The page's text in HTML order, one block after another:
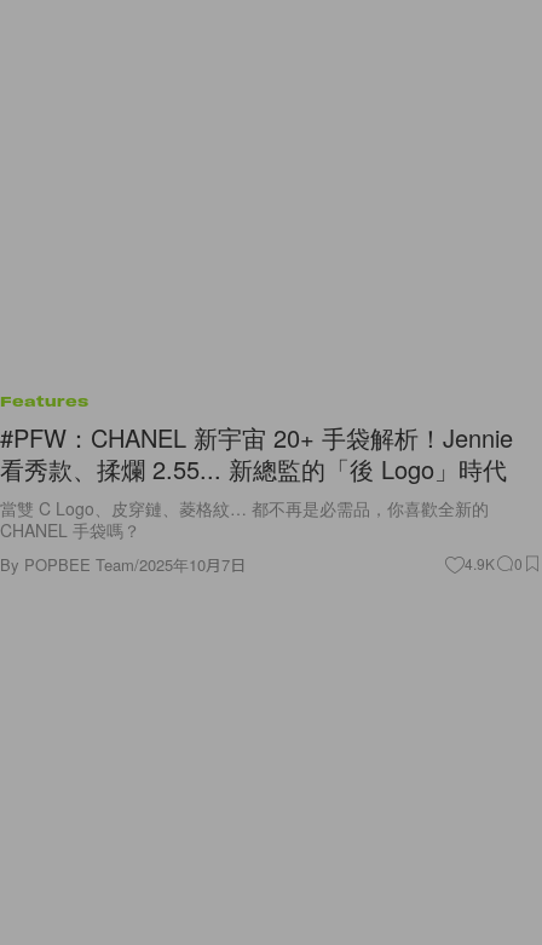
Features
#PFW：CHANEL 新宇宙 20+ 手袋解析！Jennie
看秀款、揉爛 2.55... 新總監的「後 Logo」時代
當雙 C Logo、皮穿鏈、菱格紋… 都不再是必需品，你喜歡全新的
CHANEL 手袋嗎？
By POPBEE Team/2025年10月7日 4.9K 0